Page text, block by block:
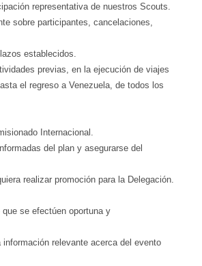
representativa de nuestros Scouts.
sobre participantes, cancelaciones,
establecidos.
previas, en la ejecución de viajes
el regreso a Venezuela, de todos los
Internacional.
del plan y asegurarse del
realizar promoción para la Delegación.
se efectúen oportuna y
relevante acerca del evento